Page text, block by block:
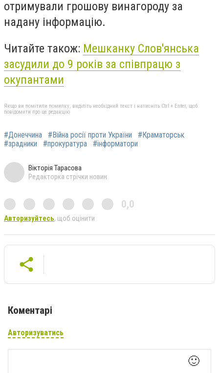
отримували грошову винагороду за
надану інформацію.
Читайте також: Мешканку Слов'янська
засудили до 9 років за співпрацю з
окупантами
Якщо ви помітили помилку, виділіть необхідний текст і натисніть Ctrl + Enter, щоб
повідомити про це редакцію
#Донеччина #Війна росії проти України
#Краматорськ
#зрадники
#прокуратура #інформатори
Вікторія Тарасова
Редакторка стрічки новин
0,0
Авторизуйтесь, щоб оцінити
Коментарі
Авторизуватись
🙂